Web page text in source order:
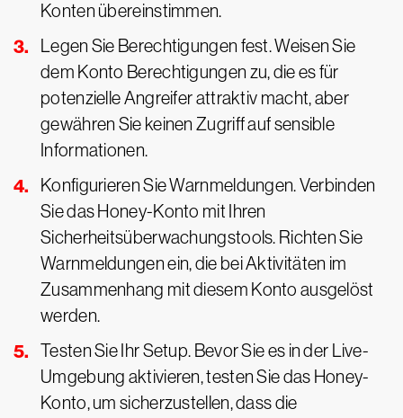
Konten übereinstimmen.
Legen Sie Berechtigungen fest. Weisen Sie
dem Konto Berechtigungen zu, die es für
potenzielle Angreifer attraktiv macht, aber
gewähren Sie keinen Zugriff auf sensible
Informationen.
Konfigurieren Sie Warnmeldungen. Verbinden
Sie das Honey-Konto mit Ihren
Sicherheitsüberwachungstools. Richten Sie
Warnmeldungen ein, die bei Aktivitäten im
Zusammenhang mit diesem Konto ausgelöst
werden.
Testen Sie Ihr Setup. Bevor Sie es in der Live-
Umgebung aktivieren, testen Sie das Honey-
Konto, um sicherzustellen, dass die